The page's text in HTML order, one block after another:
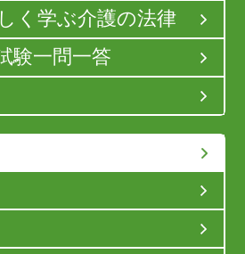
く学ぶ介護の法律
験一問一答